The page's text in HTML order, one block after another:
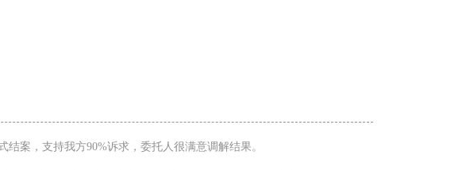
案，支持我方90%诉求，委托人很满意调解结果。